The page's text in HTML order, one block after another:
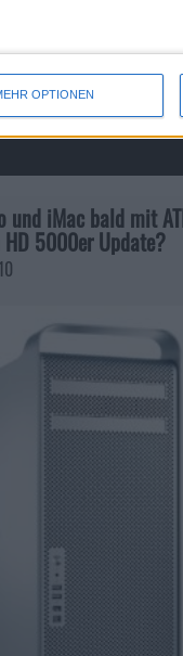
OPTIONEN
und iMac bald mit
HD 5000er Update?